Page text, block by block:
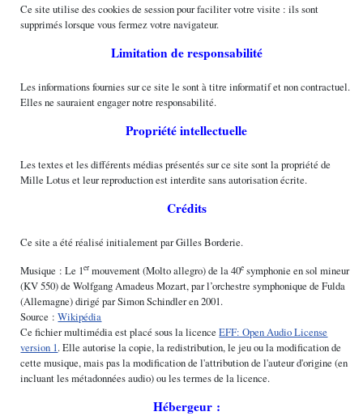
Ce site utilise des cookies de session pour faciliter votre visite : ils sont
supprimés lorsque vous fermez votre navigateur.
Limitation de responsabilité
Les informations fournies sur ce site le sont à titre informatif et non contractuel.
Elles ne sauraient engager notre responsabilité.
Propriété intellectuelle
Les textes et les différents médias présentés sur ce site sont la propriété de
Mille Lotus et leur reproduction est interdite sans autorisation écrite.
Crédits
Ce site a été réalisé initialement par Gilles Borderie.
Musique : Le 1er mouvement (Molto allegro) de la 40e symphonie en sol mineur
(KV 550) de Wolfgang Amadeus Mozart, par l’orchestre symphonique de Fulda
(Allemagne) dirigé par Simon Schindler en 2001.
Source :Wikipédia
Ce fichier multimédia est placé sous la licenceEFF: Open Audio License
version 1. Elle autorise la copie, la redistribution, le jeu ou la modification de
cette musique, mais pas la modification de l'attribution de l'auteur d'origine (en
incluant les métadonnées audio) ou les termes de la licence.
Hébergeur :